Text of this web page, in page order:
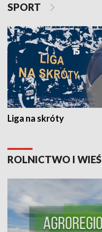
SPORT
Liga na skróty
ROLNICTWO I WIEŚ